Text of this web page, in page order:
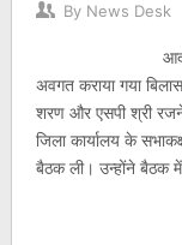
By News Desk
अवगत कराया गया
शरण और एसपी श्री
जिला कार्यालय के
बैठक ली। उन्होंने बैठक में